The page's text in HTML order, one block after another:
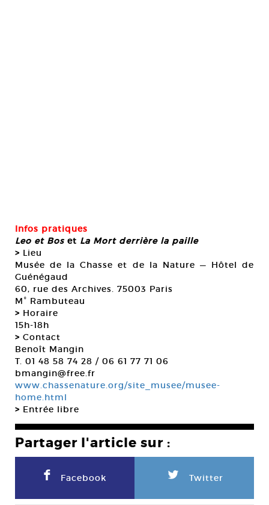
Infos pratiques
Leo et Bos et La Mort derrière la paille
> Lieu
Musée de la Chasse et de la Nature — Hôtel de
Guénégaud
60, rue des Archives. 75003 Paris
M° Rambuteau
> Horaire
15h-18h
> Contact
Benoît Mangin
T. 01 48 58 74 28 / 06 61 77 71 06
bmangin@free.fr
www.chassenature.org/site_musee/musee-
home.html
> Entrée libre
Partager l'article sur :
F Facebook L Twitter